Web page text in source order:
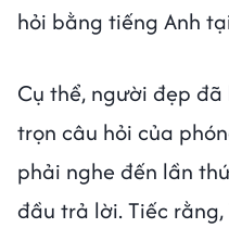
hỏi bằng tiếng Anh
Cụ thể, người đẹp
trọn câu hỏi của
phải nghe đến lần
đầu trả lời. Tiếc